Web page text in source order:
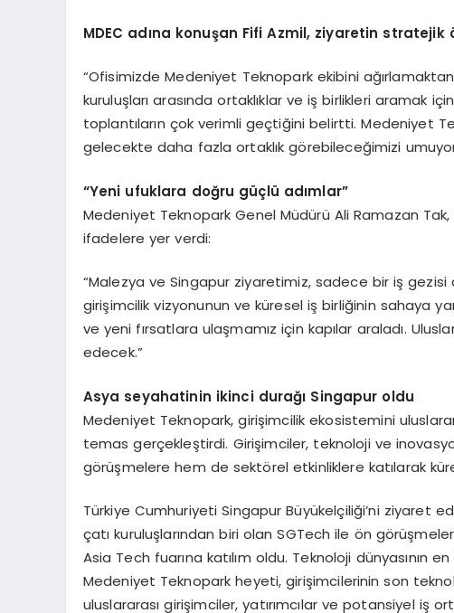
MDEC adına konuşan Fifi Azmil, ziyaretin stratejik
“Ofisimizde Medeniyet Teknopark ekibini
kuruluşları arasında ortaklıklar ve iş birlikleri aramak
toplantıların çok verimli geçtiğini belirtti. Medeniyet
gelecekte daha fazla ortaklık görebileceğimizi
“Yeni ufuklara doğru güçlü adımlar”
Medeniyet Teknopark Genel Müdürü Ali Ramazan
ifadelere yer verdi:
“Malezya ve Singapur ziyaretimiz, sadece bir iş
girişimcilik vizyonunun ve küresel iş birliğinin sahaya
ve yeni fırsatlara ulaşmamız için kapılar araladı.
edecek.”
Asya seyahatinin ikinci durağı Singapur oldu
Medeniyet Teknopark, girişimcilik ekosistemini
temas gerçekleştirdi. Girişimciler, teknoloji ve
görüşmelere hem de sektörel etkinliklere katılarak
Türkiye Cumhuriyeti Singapur Büyükelçiliği’ni ziyaret
çatı kuruluşlarından biri olan SGTech ile ön
Asia Tech fuarına katılım oldu. Teknoloji dünyasının
Medeniyet Teknopark heyeti, girişimcilerinin son
uluslararası girişimciler, yatırımcılar ve potansiyel iş